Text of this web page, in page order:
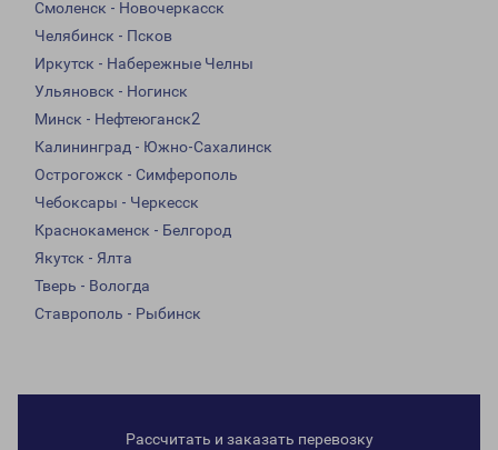
Смоленск - Новочеркасск
Челябинск - Псков
Иркутск - Набережные Челны
Ульяновск - Ногинск
Минск - Нефтеюганск2
Калининград - Южно-Сахалинск
Острогожск - Симферополь
Чебоксары - Черкесск
Краснокаменск - Белгород
Якутск - Ялта
Тверь - Вологда
Ставрополь - Рыбинск
Рассчитать и заказать перевозку